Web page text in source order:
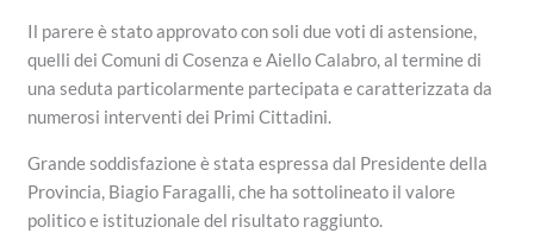
Il parere è stato approvato con soli due voti di astensione,
quelli dei Comuni di Cosenza e Aiello Calabro, al termine di
una seduta particolarmente partecipata e caratterizzata da
numerosi interventi dei Primi Cittadini.
Grande soddisfazione è stata espressa dal Presidente della
Provincia, Biagio Faragalli, che ha sottolineato il valore
politico e istituzionale del risultato raggiunto.